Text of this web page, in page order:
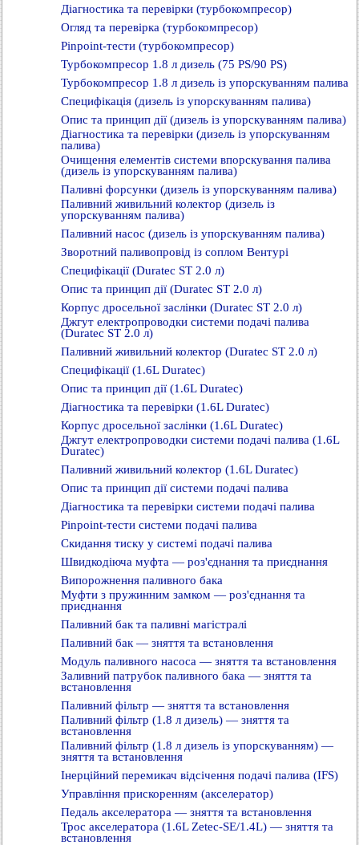
Діагностика та перевірки (турбокомпресор)
Огляд та перевірка (турбокомпресор)
Pinpoint-тести (турбокомпресор)
Турбокомпресор 1.8 л дизель (75 PS/90 PS)
Турбокомпресор 1.8 л дизель із упорскуванням палива
Специфікація (дизель із упорскуванням палива)
Опис та принцип дії (дизель із упорскуванням палива)
Діагностика та перевірки (дизель із упорскуванням
палива)
Очищення елементів системи впорскування палива
(дизель із упорскуванням палива)
Паливні форсунки (дизель із упорскуванням палива)
Паливний живильний колектор (дизель із
упорскуванням палива)
Паливний насос (дизель із упорскуванням палива)
Зворотний паливопровід із соплом Вентурі
Специфікації (Duratec ST 2.0 л)
Опис та принцип дії (Duratec ST 2.0 л)
Корпус дросельної заслінки (Duratec ST 2.0 л)
Джгут електропроводки системи подачі палива
(Duratec ST 2.0 л)
Паливний живильний колектор (Duratec ST 2.0 л)
Специфікації (1.6L Duratec)
Опис та принцип дії (1.6L Duratec)
Діагностика та перевірки (1.6L Duratec)
Корпус дросельної заслінки (1.6L Duratec)
Джгут електропроводки системи подачі палива (1.6L
Duratec)
Паливний живильний колектор (1.6L Duratec)
Опис та принцип дії системи подачі палива
Діагностика та перевірки системи подачі палива
Pinpoint-тести системи подачі палива
Скидання тиску у системі подачі палива
Швидкодіюча муфта — роз'єднання та приєднання
Випорожнення паливного бака
Муфти з пружинним замком — роз'єднання та
приєднання
Паливний бак та паливні магістралі
Паливний бак — зняття та встановлення
Модуль паливного насоса — зняття та встановлення
Заливний патрубок паливного бака — зняття та
встановлення
Паливний фільтр — зняття та встановлення
Паливний фільтр (1.8 л дизель) — зняття та
встановлення
Паливний фільтр (1.8 л дизель із упорскуванням) —
зняття та встановлення
Інерційний перемикач відсічення подачі палива (IFS)
Управління прискоренням (акселератор)
Педаль акселератора — зняття та встановлення
Трос акселератора (1.6L Zetec-SE/1.4L) — зняття та
встановлення